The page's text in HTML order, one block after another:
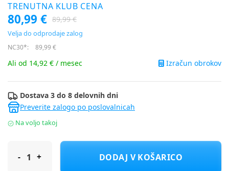
TRENUTNA KLUB CENA
80,99 € 89,99 €
Velja do odprodaje zalog
NC30*: 89,99 €
Ali od 14,92 € / mesec Izračun obrokov
Dostava 3 do 8 delovnih dni
Preverite zalogo po poslovalnicah
Na voljo takoj
Rolly Toys Kopač CAT
DODAJ V KOŠARICO